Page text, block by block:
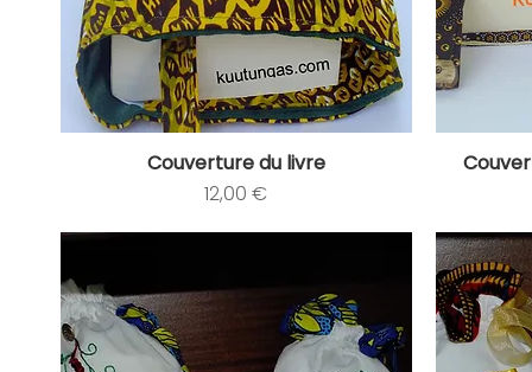
Aperçu rapide
Couverture du livre
Prix
12,00 €